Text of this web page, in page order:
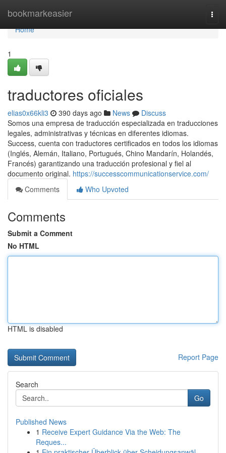
bookmarkeasier
Home
Home
1
traductores oficiales
elias0x66kli3 390 days ago News
Discuss
Somos una empresa de traducción especializada en traducciones
legales, administrativas y técnicas en diferentes idiomas.
Success, cuenta con traductores certificados en todos los idiomas
(Inglés, Alemán, Italiano, Portugués, Chino Mandarín, Holandés,
Francés) garantizando una traducción profesional y fiel al
documento original. https://successcommunicationservice.com/
Comments
Who Upvoted
Comments
Submit a Comment
No HTML
HTML is disabled
Report Page
Search
Go
Published News
1 Receive Expert Guidance Via the Web: The
Reques...